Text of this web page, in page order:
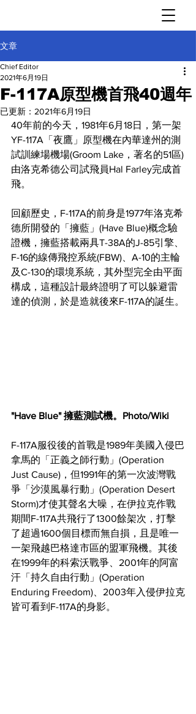
文章
F-117A原型機首飛40週年
Chief Editor
2021年6月19日
已更新： 2021年6月19日
40年前的今天，1981年6月18日，第一架
YF-117A「夜鷹」原型機在內華達州的測
試訓練場機場(Groom Lake，著名的51區)
由洛克希德公司試飛員Hal Farley完成首
飛。
回顧歷史，F-117A的前身是1977年洛克希
德所開發的「擁藍」(Have Blue)概念驗
證機，擁藍搭載兩具T-38A的J-85引擎、
F-16的線傳飛控系統(FBW)、A-10的主輪
及C-130的環境系統，其外型完全由平面
構成，這種設計最終證明了可以躲避雷
達的偵測，於是造就後來F-117A的誕生。
"Have Blue" 擁藍測試機。Photo/Wiki
F-117A服役後的首戰是1989年美國入侵巴
拿馬的「正義之師行動」(Operation
Just Cause)，但1991年的第一次波灣戰
爭「沙漠風暴行動」(Operation Desert
Storm)才使其聲名大噪，在伊拉克作戰
期間F-117A共飛行了1300餘架次，打擊
了超過1600個目標而無自損，且是唯一
一架飛越巴格達市區的盟軍飛機。其後
在1999年的科索沃戰爭、2001年的阿富
汗「持久自由行動」(Operation
Enduring Freedom)、2003年入侵伊拉克
皆可看到F-117A的身影。